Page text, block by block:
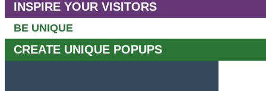
INSPIRE YOUR VISITORS
BE UNIQUE
CREATE UNIQUE POPUPS